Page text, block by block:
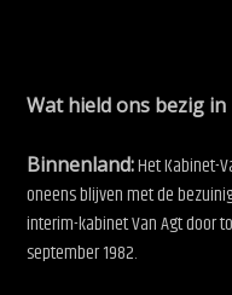
Wat hield ons bezig in
Binnenland:Het Kabinet-
oneens blijven met de
interim-kabinet Van Agt door
september 1982.